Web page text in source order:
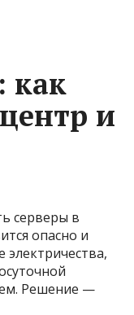
как
и
серверы в
опасно и
Решение —